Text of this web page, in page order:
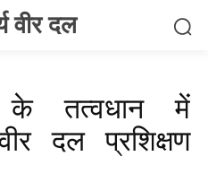
वीर दल
तत्वधान में
दल प्रशिक्षण